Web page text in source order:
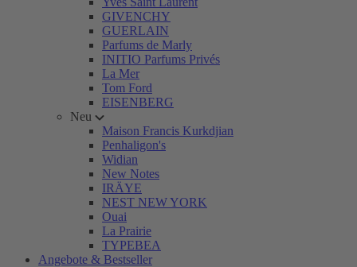
GIVENCHY
GUERLAIN
Parfums de Marly
INITIO Parfums Privés
La Mer
Tom Ford
EISENBERG
Neu
Maison Francis Kurkdjian
Penhaligon's
Widian
New Notes
IRÄYE
NEST NEW YORK
Ouai
La Prairie
TYPEBEA
Angebote & Bestseller